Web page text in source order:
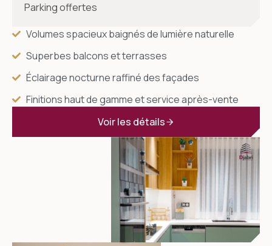
Parking offertes
Volumes spacieux baignés de lumière naturelle
Superbes balcons et terrasses
Éclairage nocturne raffiné des façades
Finitions haut de gamme et service après-vente
Voir les détails